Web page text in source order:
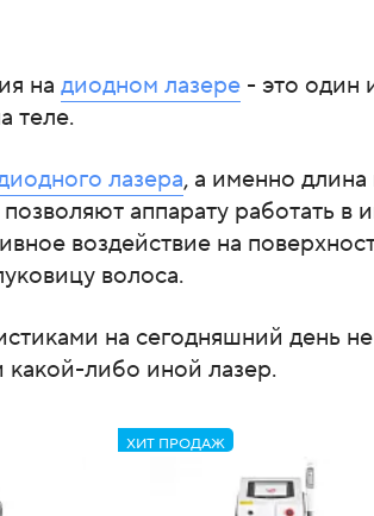
на диодном лазере - это один
теле.
лазера, а именно
аппарату работать
воздействие на
волоса.
на сегодняшний день
либо иной лазер.
ХИТ ПРОДАЖ